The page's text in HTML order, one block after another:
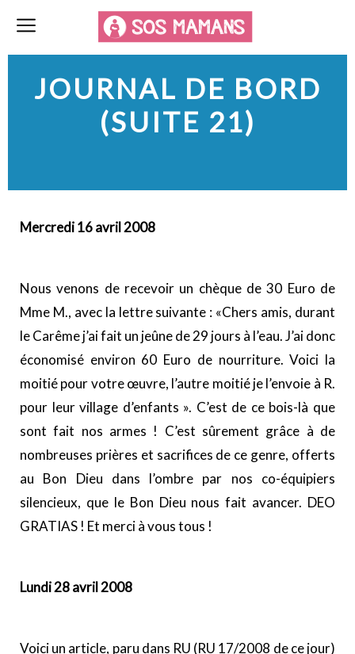
JOURNAL DE BORD
(SUITE 21)
Mercredi 16 avril 2008
Nous venons de recevoir un chèque de 30 Euro de
Mme M., avec la lettre suivante : «Chers amis, durant
le Carême j’ai fait un jeûne de 29 jours à l’eau. J’ai donc
économisé environ 60 Euro de nourriture. Voici la
moitié pour votre œuvre, l’autre moitié je l’envoie à R.
pour leur village d’enfants ». C’est de ce bois-là que
sont fait nos armes ! C’est sûrement grâce à de
nombreuses prières et sacrifices de ce genre, offerts
au Bon Dieu dans l’ombre par nos co-équipiers
silencieux, que le Bon Dieu nous fait avancer. DEO
GRATIAS ! Et merci à vous tous !
Lundi 28 avril 2008
Voici un article, paru dans RU (RU 17/2008 de ce jour)